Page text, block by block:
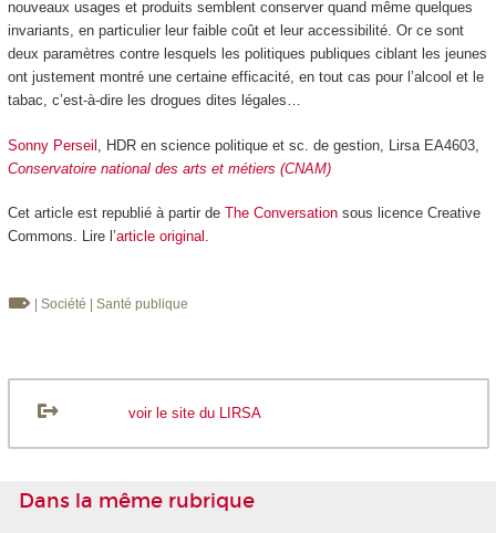
nouveaux usages et produits semblent conserver quand même quelques
invariants, en particulier leur faible coût et leur accessibilité. Or ce sont
deux paramètres contre lesquels les politiques publiques ciblant les jeunes
ont justement montré une certaine efficacité, en tout cas pour l’alcool et le
tabac, c’est-à-dire les drogues dites légales…
Sonny Perseil , HDR en science politique et sc. de gestion, Lirsa EA4603,
Conservatoire national des arts et métiers (CNAM)
Cet article est republié à partir de The Conversationsous licence Creative
Commons. Lire l’article original .
| Société | Santé publique
voir le site du LIRSA
Dans la même rubrique